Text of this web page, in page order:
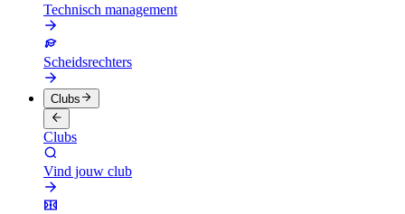
Technisch management
Scheidsrechters
Clubs
Clubs
Vind jouw club